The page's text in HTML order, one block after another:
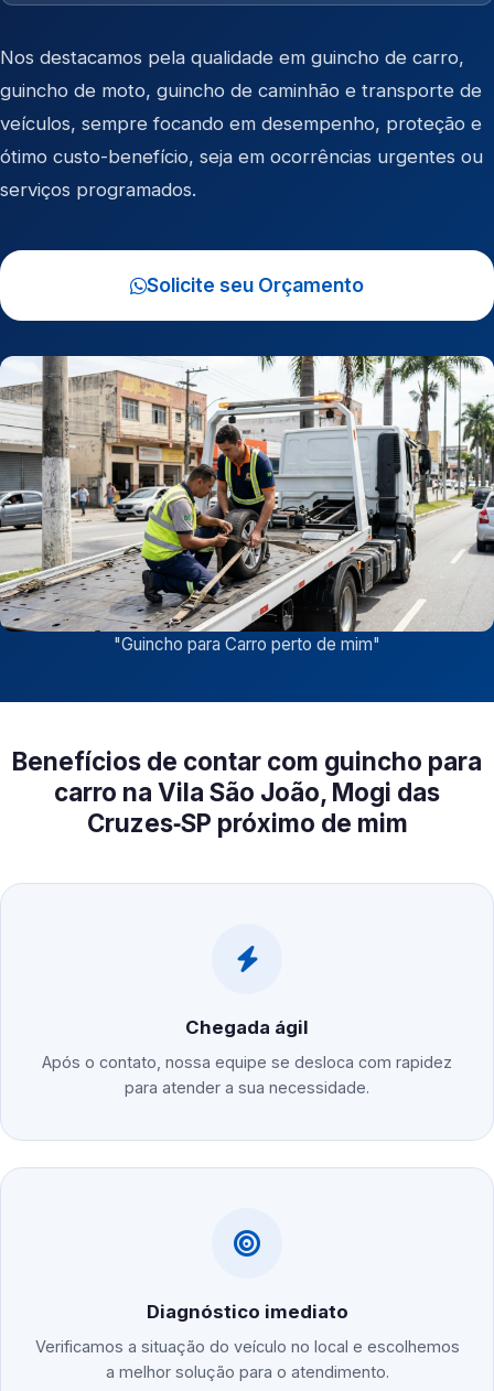
Nos destacamos pela qualidade em guincho de carro,
guincho de moto, guincho de caminhão e transporte de
veículos, sempre focando em desempenho, proteção e
ótimo custo-benefício, seja em ocorrências urgentes ou
serviços programados.
Solicite seu Orçamento
"Guincho para Carro perto de mim"
Benefícios de contar com guincho para
carro na Vila São João, Mogi das
Cruzes‑SP próximo de mim
Chegada ágil
Após o contato, nossa equipe se desloca com rapidez
para atender a sua necessidade.
Diagnóstico imediato
Verificamos a situação do veículo no local e escolhemos
a melhor solução para o atendimento.